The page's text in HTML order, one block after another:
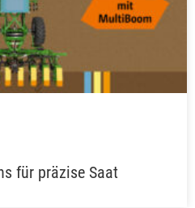
für präzise Saat